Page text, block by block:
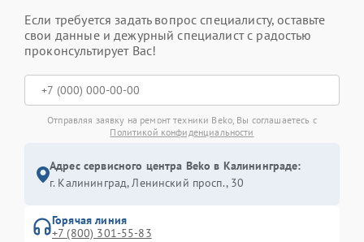
Если требуется задать вопрос специалисту, оставьте
свои данные и дежурный специалист с радостью
проконсультирует Вас!
Отправляя заявку на ремонт техники Beko, Вы соглашаетесь с
Политикой конфиденциальности
Адрес сервисного центра Beko в Калининграде:
г. Калининград, Ленинский просп., 30
Горячая линия
+7 (800) 301-55-83